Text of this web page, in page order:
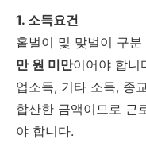
1. 소득요건
홑벌이 및 맞벌이 구
만 원 미만이어야 합니
업소득, 기타 소득, 종
합산한 금액이므로 근
야 합니다.